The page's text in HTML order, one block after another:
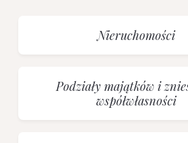
Nieruchomości
Podziały majątków i
współwłasności